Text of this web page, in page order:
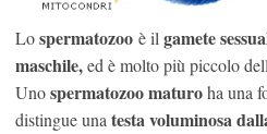
Lospermatozoo è ilgamete
maschile,ed è molto più piccolo
Unospermatozoo maturoha una
distingue unatesta voluminosa